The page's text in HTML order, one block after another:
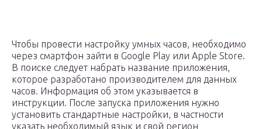
Чтобы провести настройку умных часов, необходимо
через смартфон зайти в Google Play или Apple Store.
В поиске следует набрать название приложения,
которое разработано производителем для данных
часов. Информация об этом указывается в
инструкции. После запуска приложения нужно
установить стандартные настройки, в частности
указать необходимый язык и свой регион